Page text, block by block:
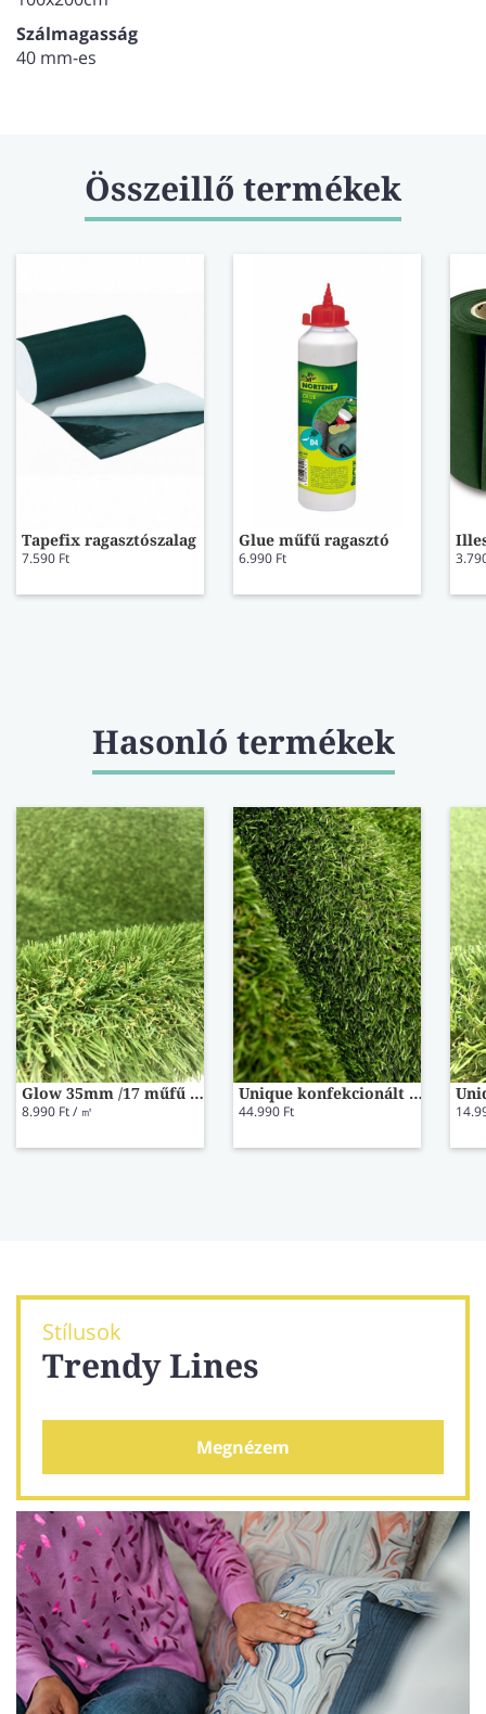
Szálmagasság
40 mm-es
Összeillő termékek
Tapefix ragasztószalag
7.590 Ft
Glue műfű ragasztó
6.990 Ft
Hasonló termékek
Glow 35mm /17 műfű 2 m széles
8.990 Ft / ㎡
Unique konfekcionált szálas műfű 150x200cm
44.990 Ft
Stílusok
Trendy Lines
Megnézem